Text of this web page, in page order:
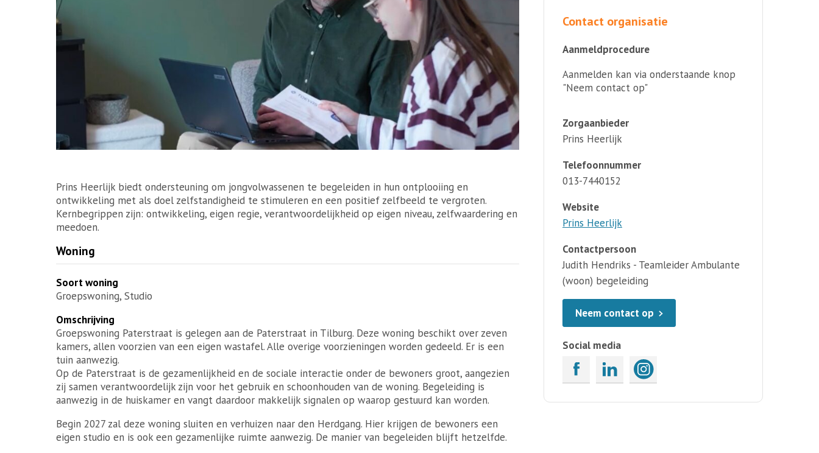
Prins Heerlijk biedt ondersteuning om jongvolwassenen te begeleiden in hun ontplooiing en
ontwikkeling met als doel zelfstandigheid te stimuleren en een positief zelfbeeld te vergroten.
Kernbegrippen zijn: ontwikkeling, eigen regie, verantwoordelijkheid op eigen niveau, zelfwaardering en
meedoen.
Woning
Soort woning
Groepswoning, Studio
Omschrijving
Groepswoning Paterstraat is gelegen aan de Paterstraat in Tilburg. Deze woning beschikt over zeven
kamers, allen voorzien van een eigen wastafel. Alle overige voorzieningen worden gedeeld. Er is een
tuin aanwezig.
Op de Paterstraat is de gezamenlijkheid en de sociale interactie onder de bewoners groot, aangezien
zij samen verantwoordelijk zijn voor het gebruik en schoonhouden van de woning. Begeleiding is
aanwezig in de huiskamer en vangt daardoor makkelijk signalen op waarop gestuurd kan worden.
Begin 2027 zal deze woning sluiten en verhuizen naar den Herdgang. Hier krijgen de bewoners een
eigen studio en is ook een gezamenlijke ruimte aanwezig. De manier van begeleiden blijft hetzelfde.
Contact organisatie
Aanmeldprocedure
Aanmelden kan via onderstaande knop
"Neem contact op"
Zorgaanbieder
Prins Heerlijk
Telefoonnummer
013-7440152
Website
Prins Heerlijk
Contactpersoon
Judith Hendriks - Teamleider Ambulante
(woon) begeleiding
Neem contact op
Social media